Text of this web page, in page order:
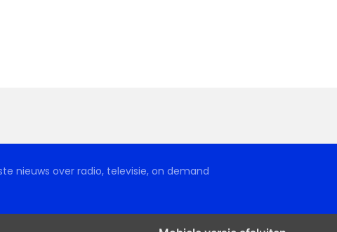
nieuws over radio, televisie, on demand